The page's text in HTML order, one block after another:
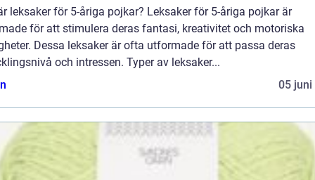
leksaker för 5-åriga pojkar? Leksaker för 5-åriga pojkar är
för att stimulera deras fantasi, kreativitet och motoriska
Dessa leksaker är ofta utformade för att passa deras
och intressen. Typer av leksaker...
05 juni